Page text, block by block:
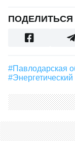
ПОДЕЛИТЬСЯ
#Павлодарская